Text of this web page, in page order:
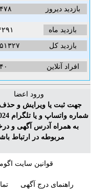
بازدید دیروز
بازدید ماه
بازدید کل
افراد آنلاین ۴۰
ورود اعضا
جهت ثبت یا ویرایش و حذف
شماره
به همراه آدرس آگهی و
مربوطه در ارتباط
قوانین سایت
راهنمای درج آگهی